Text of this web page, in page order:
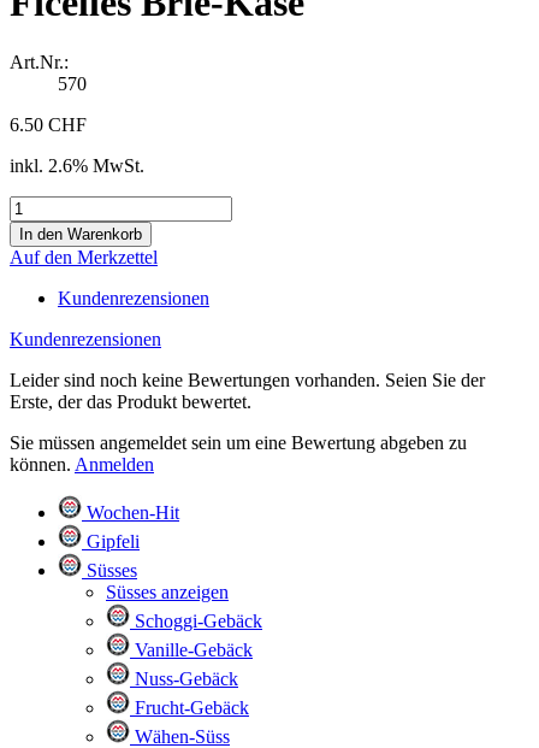
Art.Nr.:
570
6.50 CHF
inkl. 2.6% MwSt.
Auf den Merkzettel
Kundenrezensionen
Kundenrezensionen
Leider sind noch keine Bewertungen vorhanden. Seien Sie der
Erste, der das Produkt bewertet.
Sie müssen angemeldet sein um eine Bewertung abgeben zu
können. Anmelden
Wochen-Hit
Gipfeli
Süsses
Süsses anzeigen
Schoggi-Gebäck
Vanille-Gebäck
Nuss-Gebäck
Frucht-Gebäck
Wähen-Süss